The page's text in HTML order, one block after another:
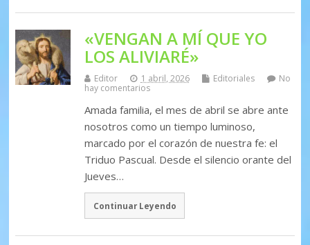
«VENGAN A MÍ QUE YO
LOS ALIVIARÉ»
Editor 1 abril, 2026 Editoriales
No
hay comentarios
Amada familia, el mes de abril se abre ante
nosotros como un tiempo luminoso,
marcado por el corazón de nuestra fe: el
Triduo Pascual. Desde el silencio orante del
Jueves…
Continuar Leyendo